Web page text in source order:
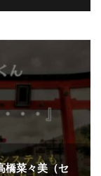
橋菜々美（セ